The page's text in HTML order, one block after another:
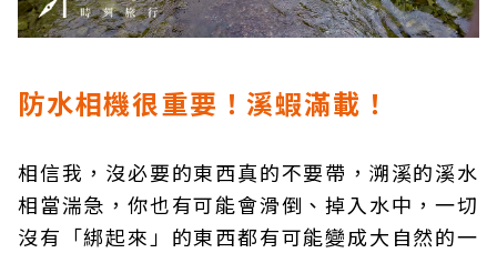
防水相機很重要！溪蝦滿載！
相信我，沒必要的東西真的不要帶，溯溪的溪水
相當湍急，你也有可能會滑倒、掉入水中，一切
沒有「綁起來」的東西都有可能變成大自然的一